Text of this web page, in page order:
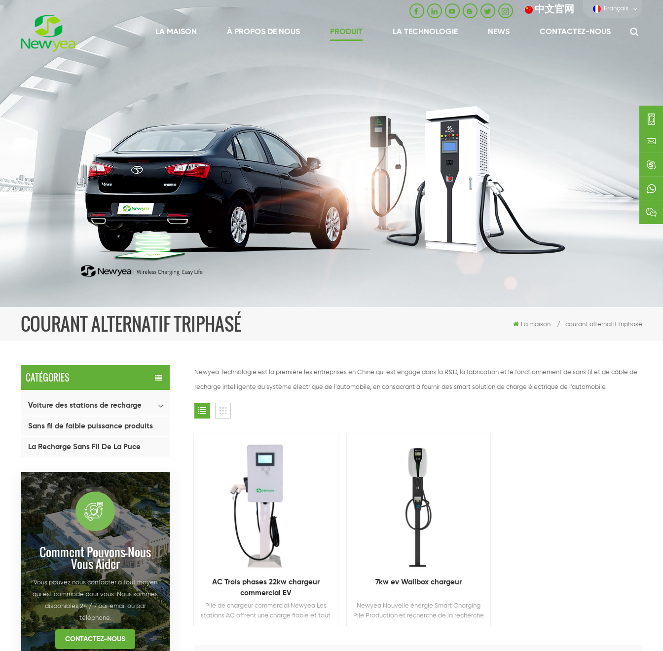
中文官网 Français
LA MAISON À PROPOS DE NOUS PRODUIT LA TECHNOLOGIE NEWS CONTACTEZ-NOUS
COURANT ALTERNATIF TRIPHASÉ La maison / courant alternatif triphasé
CATÉGORIES
Voiture des stations de recharge
Sans fil de faible puissance produits
La Recharge Sans Fil De La Puce
Comment Pouvons-Nous
Vous Aider
Vous pouvez nous contacter à tout moyen
qui est commode pour vous. Nous sommes
disponibles 24 / 7 par email ou par
téléphone.
CONTACTEZ-NOUS
Newyea Technologie est la première les entreprises en Chine qui est engagé dans la R&D, la fabrication et le fonctionnement de sans fil et de câble de
recharge intelligente du système électrique de l'automobile, en consacrant à fournir des smart solution de charge électrique de l'automobile.
AC Trois phases 22kw chargeur
commercial EV
Pile de chargeur commercial Newyea Les
stations AC offrent une charge fiable et tout
7kw ev Wallbox chargeur
Newyea Nouvelle énergie Smart Charging
Pile Production et recherche de la recherche
0086-
0592-